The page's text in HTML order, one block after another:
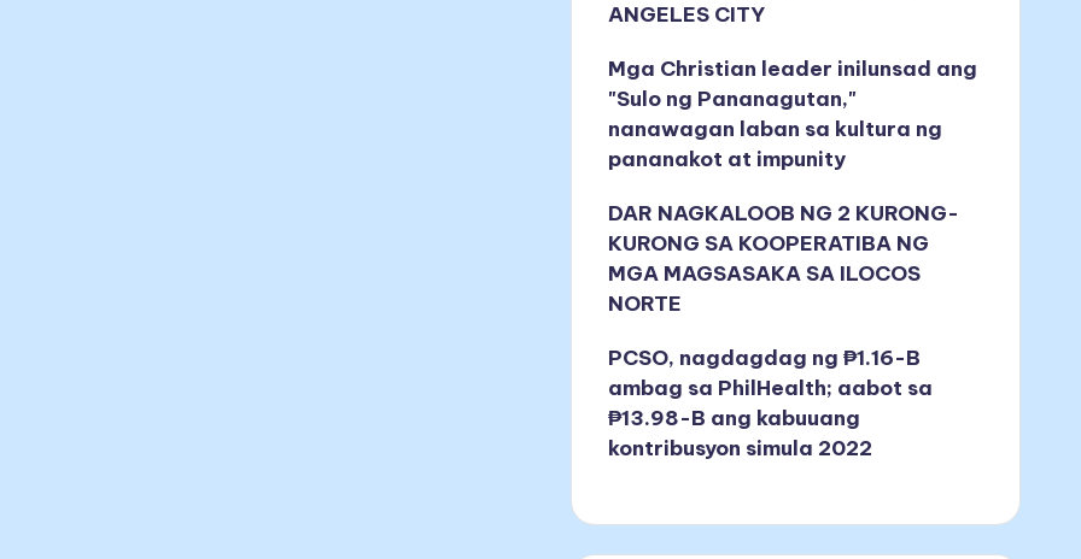
ANGELES CITY
Mga Christian leader inilunsad ang
"Sulo ng Pananagutan,"
nanawagan laban sa kultura ng
pananakot at impunity
DAR NAGKALOOB NG 2 KURONG-
KURONG SA KOOPERATIBA NG
MGA MAGSASAKA SA ILOCOS
NORTE
PCSO, nagdagdag ng ₱1.16-B
ambag sa PhilHealth; aabot sa
₱13.98-B ang kabuuang
kontribusyon simula 2022